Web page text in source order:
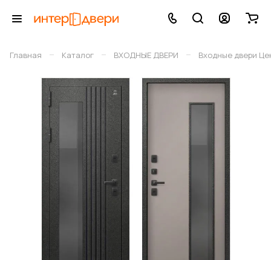
Главная – Каталог – ВХОДНЫЕ ДВЕРИ – Входные двери